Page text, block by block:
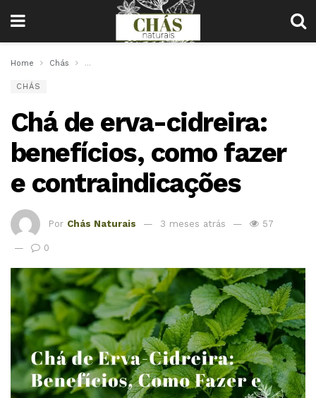
Home Chás Chá de erva-cidreira: benefícios, como fazer e
CHÁS
Chá de erva-cidreira:
benefícios, como fazer
e contraindicações
Por Chás Naturais 3 meses atrás 57
0